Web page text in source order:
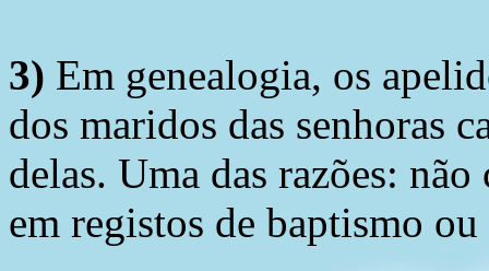
3) Em genealogia, os
dos maridos das senhoras
delas. Uma das razões:
em registos de baptismo